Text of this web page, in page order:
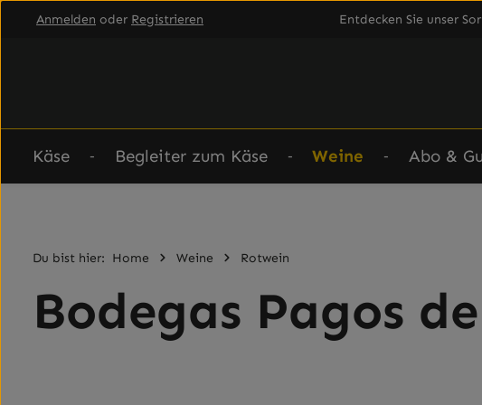
Hauptinhalt springen
Zur Hauptnavigation springen
Anmelden oder Registrieren Entdecken Sie unser
Käse Begleiter zum Käse Weine Abo &
Du bist hier: Home Weine Rotwein
Bodegas Pagos